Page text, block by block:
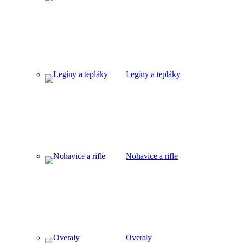
Legíny a tepláky
Nohavice a rifle
Overaly